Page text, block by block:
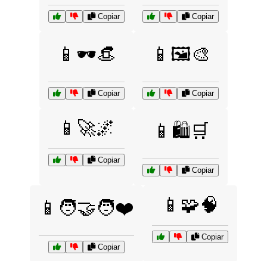
Copiar Copiar
📱🕶️👒
Copiar
📱🖼️🎨
Copiar
📱🚀🌌
Copiar
📱🛍️🛒
Copiar
📱🧑‍🤝‍🧑❤️
Copiar
📱🧩🧠
Copiar